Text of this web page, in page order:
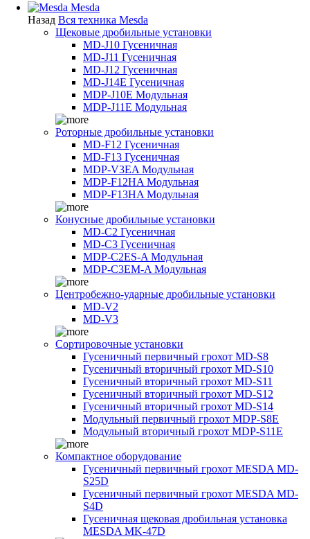
Mesda
Назад Вся техника Mesda
Щековые дробильные установки
MD-J10 Гусеничная
MD-J11 Гусеничная
MD-J12 Гусеничная
MD-J14E Гусеничная
MDP-J10E Модульная
MDP-J11E Модульная
Роторные дробильные установки
MD-F12 Гусеничная
MD-F13 Гусеничная
MDP-V3EA Модульная
MDP-F12HA Модульная
MDP-F13HA Модульная
Конусные дробильные установки
MD-C2 Гусеничная
MD-C3 Гусеничная
MDP-C2ES-A Модульная
MDP-C3EM-A Модульная
Центробежно-ударные дробильные установки
MD-V2
MD-V3
Сортировочные установки
Гусеничный первичный грохот MD-S8
Гусеничный вторичный грохот MD-S10
Гусеничный вторичный грохот MD-S11
Гусеничный вторичный грохот MD-S12
Гусеничный вторичный грохот MD-S14
Модульный первичный грохот MDP-S8E
Модульный вторичный грохот MDP-S11E
Компактное оборудование
Гусеничный первичный грохот MESDA MD-
S25D
Гусеничный первичный грохот MESDA MD-
S4D
Гусеничная щековая дробильная установка
MESDA MK-47D